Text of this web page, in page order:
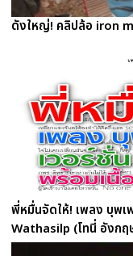
ดังใหญ่! คลิปล้อ iron
พี่หมื่นจัดให้! เพลง บุพ
Wathasilp (โทนี่ อังกฤ